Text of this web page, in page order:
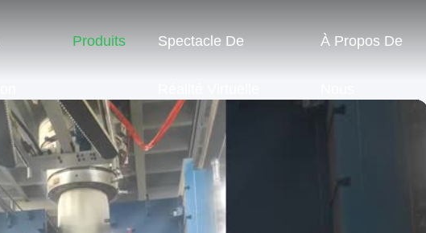
Produits Spectacle De À Propos De